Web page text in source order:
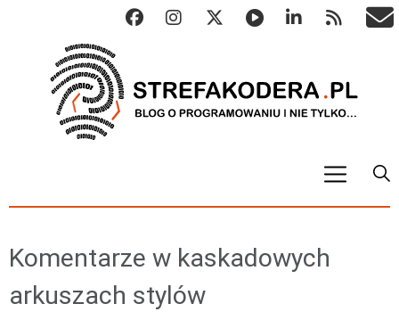
ALGO
Metody numeryczne
Komentarze w kaskadowych
arkuszach stylów